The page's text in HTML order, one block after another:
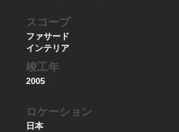
スコープ
ファサード
インテリア
竣工年
2005
ロケーション
日本